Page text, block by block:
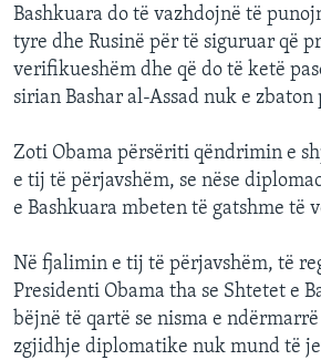
Bashkuara do të vazhdojnë të
tyre dhe Rusinë për të siguruar që
verifikueshëm dhe që do të ketë
sirian Bashar al-Assad nuk e zbaton
Zoti Obama përsëriti qëndrimin e
e tij të përjavshëm, se nëse
e Bashkuara mbeten të gatshme të
Në fjalimin e tij të përjavshëm, të
Presidenti Obama tha se Shtetet e
bëjnë të qartë se nisma e
zgjidhje diplomatike nuk mund të